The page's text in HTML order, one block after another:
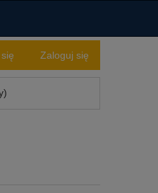
Zaloguj się